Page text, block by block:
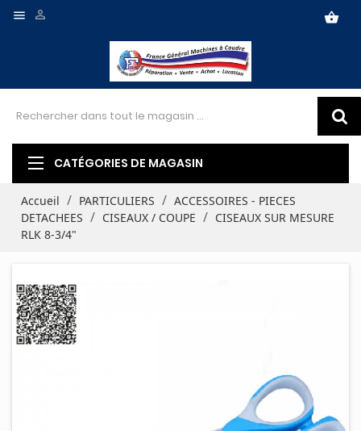
 shopping_basket

CATÉGORIES DE MAGASIN
Accueil PARTICULIERS
ACCESSOIRES - PIECES
DETACHEES
CISEAUX / COUPE
CISEAUX SUR MESURE
RLK 8-3/4"